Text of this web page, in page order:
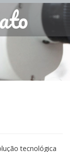
tecnológica